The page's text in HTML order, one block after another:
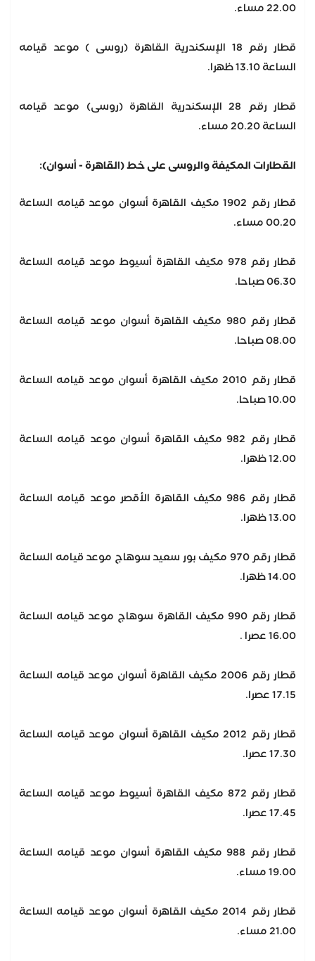
22.00 مساء.
قطار رقم 18 الإسكندرية القاهرة (روسى ) موعد قيامه
الساعة 13.10 ظهرا.
قطار رقم 28 الإسكندرية القاهرة (روسى) موعد قيامه
الساعة 20.20 مساء.
القطارات المكيفة والروسى على خط (القاهرة - أسوان):
قطار رقم 1902 مكيف القاهرة أسوان موعد قيامه الساعة
00.20 مساء.
قطار رقم 978 مكيف القاهرة أسيوط موعد قيامه الساعة
06.30 صباحا.
قطار رقم 980 مكيف القاهرة أسوان موعد قيامه الساعة
08.00 صباحا.
قطار رقم 2010 مكيف القاهرة أسوان موعد قيامه الساعة
10.00 صباحا.
قطار رقم 982 مكيف القاهرة أسوان موعد قيامه الساعة
12.00 ظهرا.
قطار رقم 986 مكيف القاهرة الأقصر موعد قيامه الساعة
13.00 ظهرا.
قطار رقم 970 مكيف بور سعيد سوهاج موعد قيامه الساعة
14.00 ظهرا.
قطار رقم 990 مكيف القاهرة سوهاج موعد قيامه الساعة
16.00 عصرا .
قطار رقم 2006 مكيف القاهرة أسوان موعد قيامه الساعة
17.15 عصرا.
قطار رقم 2012 مكيف القاهرة أسوان موعد قيامه الساعة
17.30 عصرا.
قطار رقم 872 مكيف القاهرة أسيوط موعد قيامه الساعة
17.45 عصرا.
قطار رقم 988 مكيف القاهرة أسوان موعد قيامه الساعة
19.00 مساء.
قطار رقم 2014 مكيف القاهرة أسوان موعد قيامه الساعة
21.00 مساء.